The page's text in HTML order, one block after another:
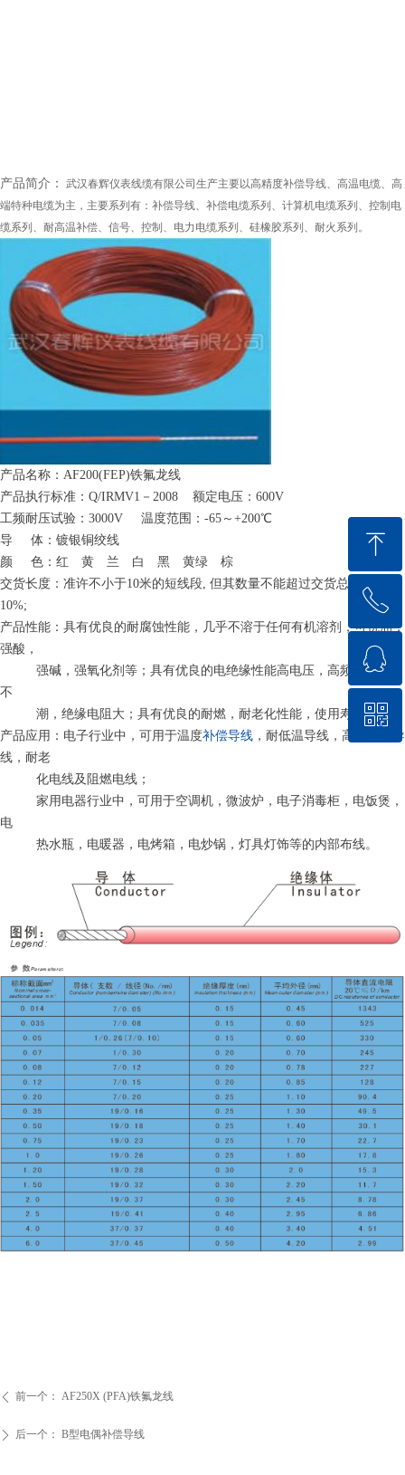
产品简介：
武汉春辉仪表线缆有限公司生产主要以高精度补偿导线、高温电缆、高
端特种电缆为主，主要系列有：补偿导线、补偿电缆系列、计算机电缆系列、控制电
缆系列、耐高温补偿、信号、控制、电力电缆系列、硅橡胶系列、耐火系列。
产品名称 ： AF200(FEP)铁氟龙线
产品执行标准 ： Q/IRMV1 － 2008 额定电压 ： 600V
工频耐压试验 ： 3000V 温度范围 ： -65 ～ +200℃
导
体：镀银铜绞线
颜
色：红 黄 兰 白 黑 黄绿 棕
交货长度：准许不小于10米的短线段, 但其数量不能超过交货总数量
10%;
产品性能：具有优良的耐腐蚀性能，几乎不溶于任何有机溶剂，可抗油，
强酸，
强碱，强氧化剂等；具有优良的电绝缘性能高电压，高频损耗小，
不
潮，绝缘电阻大；具有优良的耐燃，耐老化性能，使用寿命长。
产品应用：电子行业中，可用于温度补偿导线 ，耐低温导线，高温加热导
线，耐老
化电线及阻燃电线 ；
家用电器行业中，可用于空调机，微波炉，电子消毒柜，电饭煲，
电
热水瓶，电暖器，电烤箱，电炒锅，灯具灯饰等的内部布线。
ꄴ 前一个： AF250X (PFA)铁氟龙线
ꄲ 后一个： B型电偶补偿导线
ꁸ
回到顶部
ꂅ
18571711144
ꁗ
QQ客服
ꀥ